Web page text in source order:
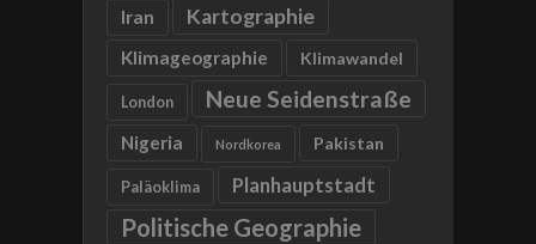
Iran Kartographie
Klimageographie Klimawandel
London Neue Seidenstraße
Nigeria Nordkorea Pakistan
Paläoklima Planhauptstadt
Politische Geographie